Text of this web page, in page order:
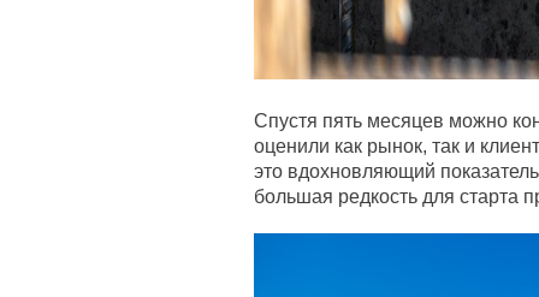
Спустя пять месяцев можно
оценили как рынок, так и
это вдохновляющий
большая редкость для старта